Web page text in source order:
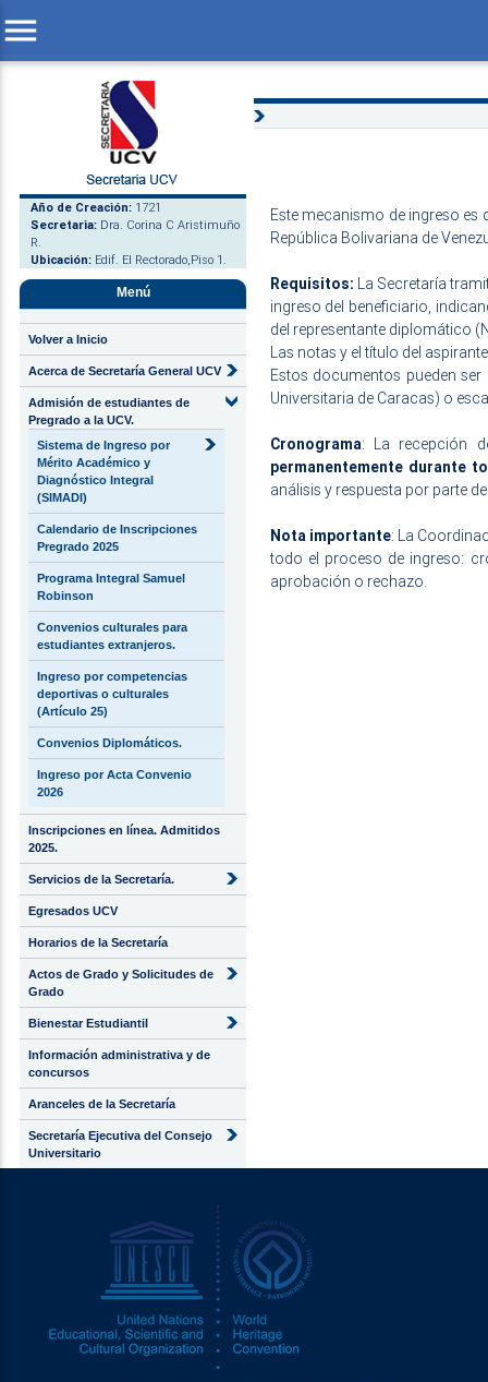
menu
Año de Creación: 1721
Secretaria: Dra. Corina C Aristimuño
R.
Ubicación: Edif. El Rectorado,Piso 1.
Menú
Volver a Inicio
Acerca de Secretaría General UCV
Admisión de estudiantes de
Pregrado a la UCV.
Sistema de Ingreso por
Mérito Académico y
Diagnóstico Integral
(SIMADI)
Calendario de Inscripciones
Pregrado 2025
Programa Integral Samuel
Robinson
Convenios culturales para
estudiantes extranjeros.
Ingreso por competencias
deportivas o culturales
(Artículo 25)
Convenios Diplomáticos.
Ingreso por Acta Convenio
2026
Inscripciones en línea. Admitidos
2025.
Servicios de la Secretaría.
Egresados UCV
Horarios de la Secretaría
Actos de Grado y Solicitudes de
Grado
Bienestar Estudiantil
Información administrativa y de
concursos
Aranceles de la Secretaría
Secretaría Ejecutiva del Consejo
Universitario
Este mecanismo de ingreso
República Bolivariana de
Requisitos: La Secretaría
ingreso del beneficiario,
del representante diplomático
Las notas y el título del
Estos documentos pueden
Universitaria de Caracas) o
Cronograma: La recepción
permanentemente durante
análisis y respuesta por parte
Nota importante: La
todo el proceso de ingreso:
aprobación o rechazo.